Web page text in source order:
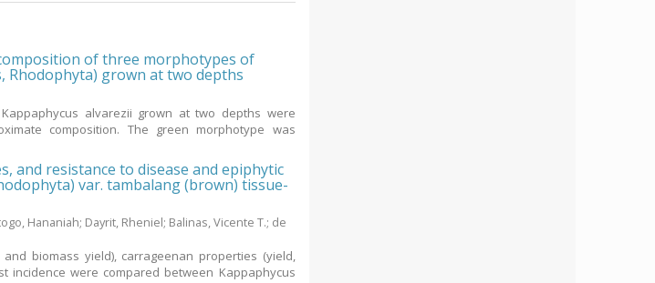
of three morphotypes of
Rhodophyta) grown at two depths
alvarezii grown at two depths were
composition. The green morphotype was
and resistance to disease and epiphytic
var. tambalang (brown) tissue-
Hananiah; Dayrit, Rheniel; Balinas, Vicente T.; de
biomass yield), carrageenan properties (yield,
incidence were compared between Kappaphycus